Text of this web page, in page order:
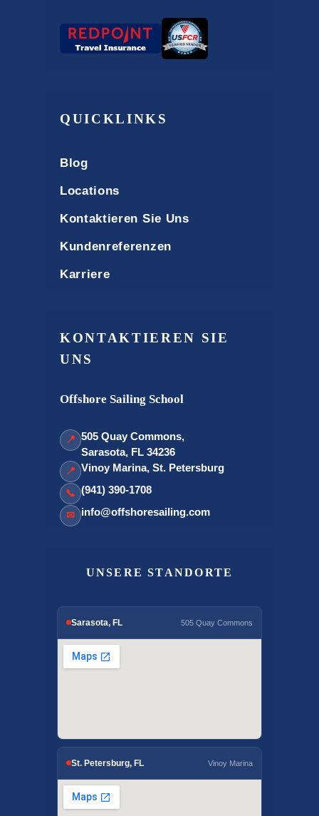
QUICKLINKS
Blog
Locations
Kontaktieren Sie Uns
Kundenreferenzen
Karriere
KONTAKTIEREN SIE
UNS
Offshore Sailing School
📍 505 Quay Commons,
Sarasota, FL 34236
📍 Vinoy Marina, St. Petersburg
📞 (941) 390-1708
✉ info@offshoresailing.com
UNSERE STANDORTE
Sarasota, FL 505 Quay Commons
St. Petersburg, FL Vinoy Marina